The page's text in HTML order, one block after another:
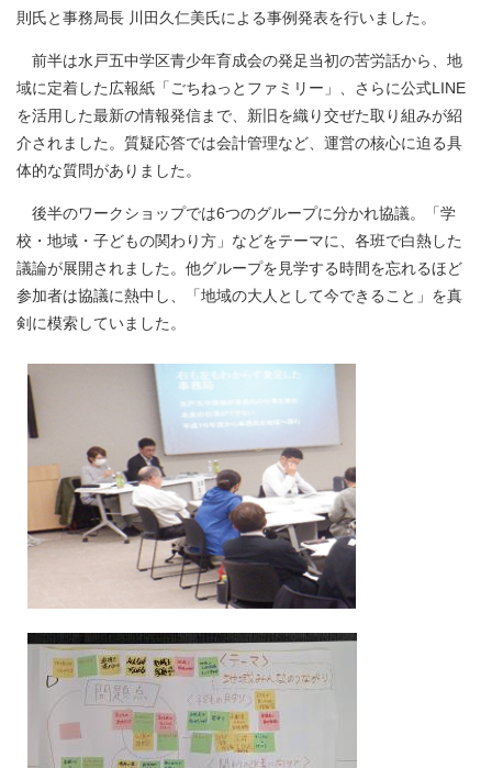
則氏と事務局長 川田久仁美氏による事例発表を行いました。
前半は水戸五中学区青少年育成会の発足当初の苦労話から、地
域に定着した広報紙「ごちねっとファミリー」、さらに公式LINE
を活用した最新の情報発信まで、新旧を織り交ぜた取り組みが紹
介されました。質疑応答では会計管理など、運営の核心に迫る具
体的な質問がありました。
後半のワークショップでは6つのグループに分かれ協議。「学
校・地域・子どもの関わり方」などをテーマに、各班で白熱した
議論が展開されました。他グループを見学する時間を忘れるほど
参加者は協議に熱中し、「地域の大人として今できること」を真
剣に模索していました。